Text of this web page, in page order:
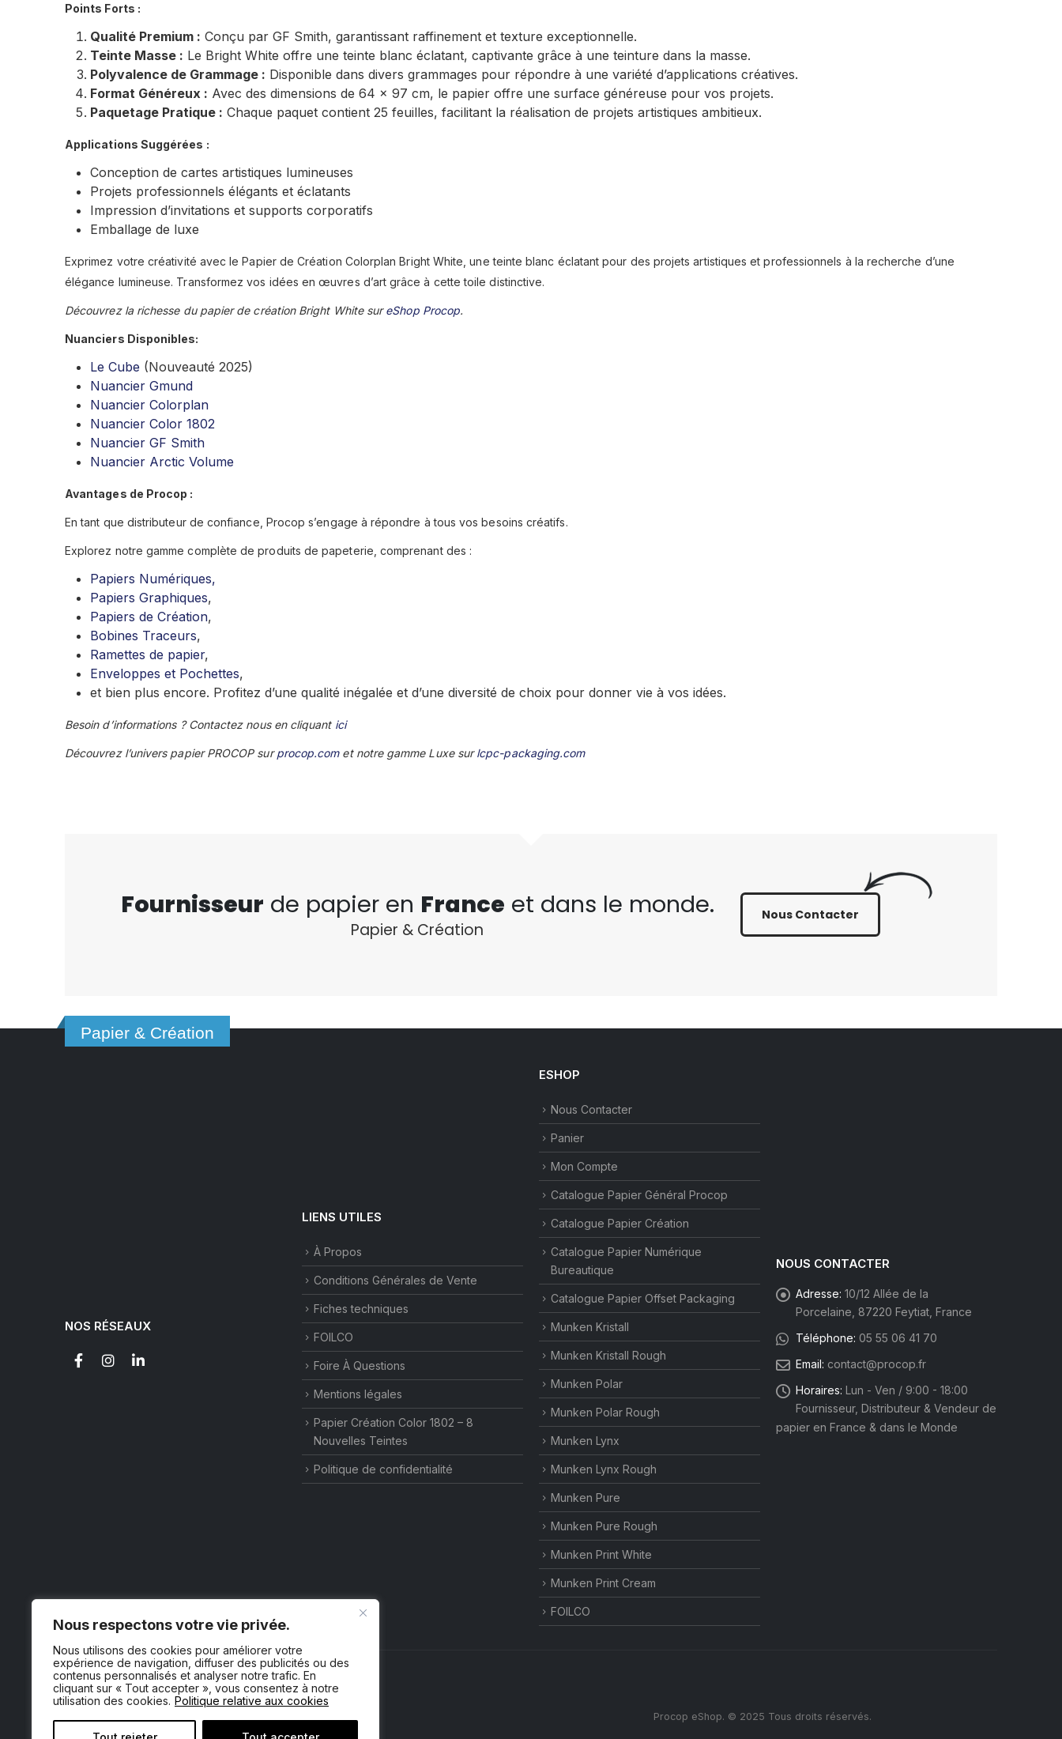
Nous respectons votre vie privée.
Nous utilisons des cookies pour améliorer votre
expérience de navigation, diffuser des publicités ou des
contenus personnalisés et analyser notre trafic. En
cliquant sur « Tout accepter », vous consentez à notre
utilisation des cookies. Politique relative aux cookies
Points Forts :
Qualité Premium : Conçu par GF Smith, garantissant raffinement et texture exceptionnelle.
Teinte Masse : Le Bright White offre une teinte blanc éclatant, captivante grâce à une teinture dans la masse.
Polyvalence de Grammage : Disponible dans divers grammages pour répondre à une variété d’applications créatives.
Format Généreux : Avec des dimensions de 64 x 97 cm, le papier offre une surface généreuse pour vos projets.
Paquetage Pratique : Chaque paquet contient 25 feuilles, facilitant la réalisation de projets artistiques ambitieux.
Applications Suggérées :
Conception de cartes artistiques lumineuses
Projets professionnels élégants et éclatants
Impression d’invitations et supports corporatifs
Emballage de luxe
Exprimez votre créativité avec le Papier de Création Colorplan Bright White, une teinte blanc éclatant pour des projets artistiques et professionnels à la recherche d’une
élégance lumineuse. Transformez vos idées en œuvres d’art grâce à cette toile distinctive.
Découvrez la richesse du papier de création Bright White sureShop Procop.
Nuanciers Disponibles:
Le Cube (Nouveauté 2025)
Nuancier Gmund
Nuancier Colorplan
Nuancier Color 1802
Nuancier GF Smith
Nuancier Arctic Volume
Avantages de Procop :
En tant que distributeur de confiance, Procop s’engage à répondre à tous vos besoins créatifs.
Explorez notre gamme complète de produits de papeterie, comprenant des :
Papiers Numériques,
Papiers Graphiques,
Papiers de Création,
Bobines Traceurs,
Ramettes de papier,
Enveloppes et Pochettes,
et bien plus encore. Profitez d’une qualité inégalée et d’une diversité de choix pour donner vie à vos idées.
Besoin d’informations ? Contactez nous en cliquant ici
Découvrez l’univers papier PROCOP surprocop.comet notre gamme Luxe surlcpc-packaging.com
Fournisseur de papier en France et dans le monde.
Papier & Création
Nous Contacter
Papier & Création
NOS RÉSEAUX
LIENS UTILES
À Propos
Conditions Générales de Vente
Fiches techniques
FOILCO
Foire À Questions
Mentions légales
Papier Création Color 1802 – 8
Nouvelles Teintes
Politique de confidentialité
ESHOP
Nous Contacter
Panier
Mon Compte
Catalogue Papier Général Procop
Catalogue Papier Création
Catalogue Papier Numérique
Bureautique
Catalogue Papier Offset Packaging
Munken Kristall
Munken Kristall Rough
Munken Polar
Munken Polar Rough
Munken Lynx
Munken Lynx Rough
Munken Pure
Munken Pure Rough
Munken Print White
Munken Print Cream
FOILCO
NOUS CONTACTER
Adresse: 10/12 Allée de la
Porcelaine, 87220 Feytiat, France
Téléphone: 05 55 06 41 70
Email: contact@procop.fr
Horaires: Lun - Ven / 9:00 - 18:00
Fournisseur, Distributeur & Vendeur de
papier en France & dans le Monde
Procop eShop. © 2025 Tous droits réservés.